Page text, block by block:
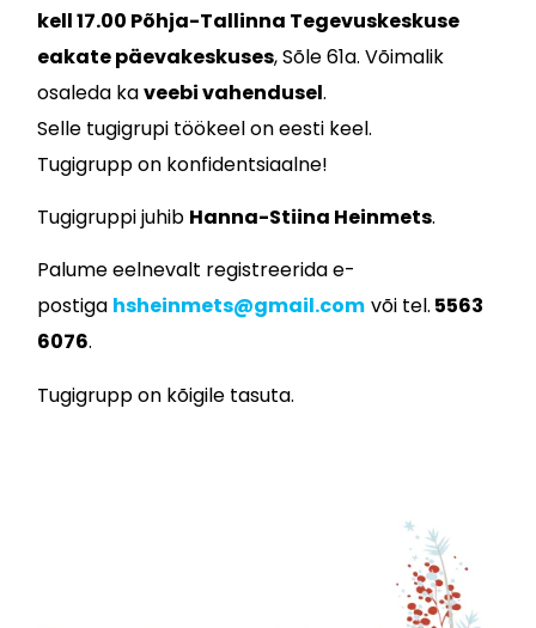
kell 17.00 Põhja-Tallinna Tegevuskeskuse
eakate päevakeskuses, Sõle 61a. Võimalik
osaleda kaveebi vahendusel.
Selle tugigrupi töökeel on eesti keel.
Tugigrupp on konfidentsiaalne!
Tugigruppi juhib Hanna-Stiina Heinmets.
Palume eelnevalt registreerida e-
postiga hsheinmets@gmail.com või tel. 5563
6076.
Tugigrupp on kõigile tasuta.